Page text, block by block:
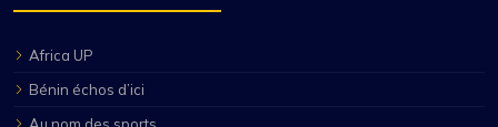
Africa UP
Bénin échos d’ici